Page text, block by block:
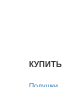
КУПИТЬ